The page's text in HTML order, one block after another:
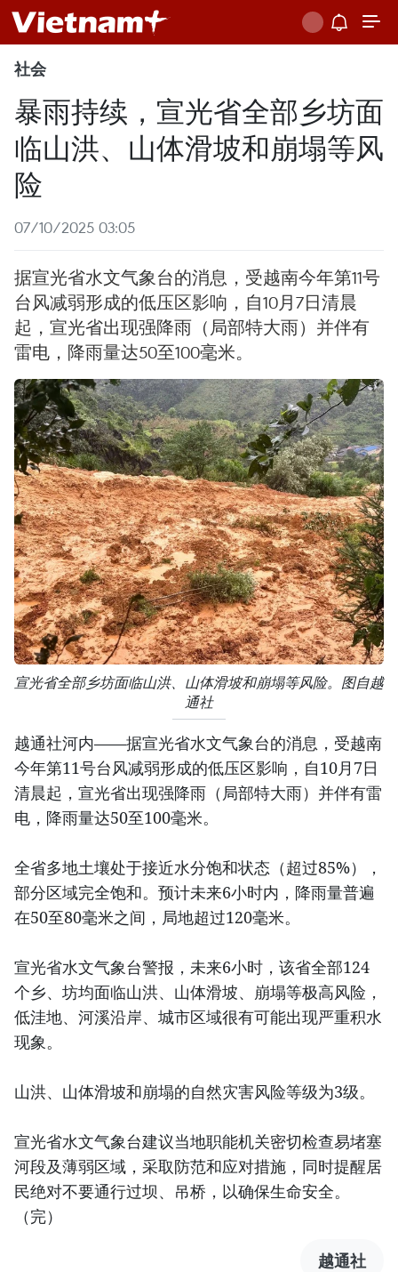
社会
暴雨持续，宣光省全部乡坊面
临山洪、山体滑坡和崩塌等风
险
07/10/2025 03:05
据宣光省水文气象台的消息，受越南今年第11号
台风减弱形成的低压区影响，自10月7日清晨
起，宣光省出现强降雨（局部特大雨）并伴有
雷电，降雨量达50至100毫米。
宣光省全部乡坊面临山洪、山体滑坡和崩塌等风险。图自越
通社
越通社河内——据宣光省水文气象台的消息，受越南
今年第11号台风减弱形成的低压区影响，自10月7日
清晨起，宣光省出现强降雨（局部特大雨）并伴有雷
电，降雨量达50至100毫米。
全省多地土壤处于接近水分饱和状态（超过85%），
部分区域完全饱和。预计未来6小时内，降雨量普遍
在50至80毫米之间，局地超过120毫米。
宣光省水文气象台警报，未来6小时，该省全部124
个乡、坊均面临山洪、山体滑坡、崩塌等极高风险，
低洼地、河溪沿岸、城市区域很有可能出现严重积水
现象。
山洪、山体滑坡和崩塌的自然灾害风险等级为3级。
宣光省水文气象台建议当地职能机关密切检查易堵塞
河段及薄弱区域，采取防范和应对措施，同时提醒居
民绝对不要通行过坝、吊桥，以确保生命安全。
（完）
越通社